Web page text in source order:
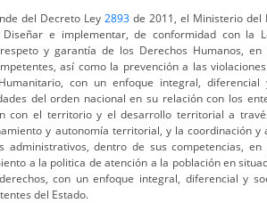
del Decreto Ley 2893 de 2011, el Ministerio
e implementar, de conformidad con la
y garantía de los Derechos Humanos,
así como la prevención a las
con un enfoque integral,
del orden nacional en su relación con los
con el territorio y el desarrollo territorial a
y autonomía territorial, y la coordinación y
administrativos, dentro de sus competencias,
a la politica de atención a la población en
con un enfoque integral, diferencial y
del Estado.